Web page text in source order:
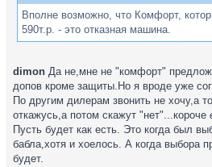
Вполне возможно, что Комфорт,
590т.р. - это отказная машина.
dimon Да не,мне не "комфорт"
допов кроме защиты.Но я вроде уже
По другим дилерам звонить не хочу,а
откажусь,а потом скажут "нет"...короче
Пусть будет как есть. Это когда был
бабла,хотя и хоелось. А когда выбора
будет.